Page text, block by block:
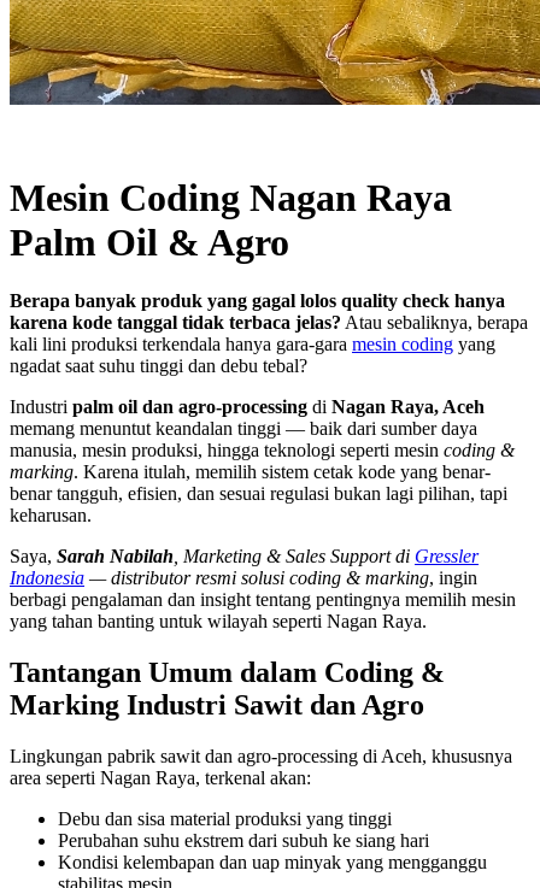
Mesin Coding Nagan Raya
Palm Oil & Agro
Berapa banyak produk yang gagal lolos quality check hanya
karena kode tanggal tidak terbaca jelas? Atau sebaliknya, berapa
kali lini produksi terkendala hanya gara-gara mesin coding yang
ngadat saat suhu tinggi dan debu tebal?
Industri palm oil dan agro-processing di Nagan Raya, Aceh
memang menuntut keandalan tinggi — baik dari sumber daya
manusia, mesin produksi, hingga teknologi seperti mesin coding &
marking. Karena itulah, memilih sistem cetak kode yang benar-
benar tangguh, efisien, dan sesuai regulasi bukan lagi pilihan, tapi
keharusan.
Saya, Sarah Nabilah, Marketing & Sales Support di Gressler
Indonesia — distributor resmi solusi coding & marking, ingin
berbagi pengalaman dan insight tentang pentingnya memilih mesin
yang tahan banting untuk wilayah seperti Nagan Raya.
Tantangan Umum dalam Coding &
Marking Industri Sawit dan Agro
Lingkungan pabrik sawit dan agro-processing di Aceh, khususnya
area seperti Nagan Raya, terkenal akan:
Debu dan sisa material produksi yang tinggi
Perubahan suhu ekstrem dari subuh ke siang hari
Kondisi kelembapan dan uap minyak yang mengganggu